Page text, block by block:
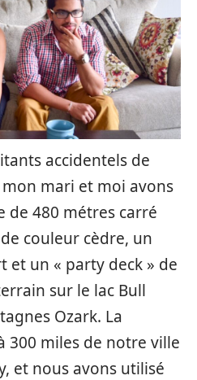
accidentels de
mari et moi avons
de 480 métres carré
couleur cèdre, un
et un « party deck » de
sur le lac Bull
Ozark. La
300 miles de notre ville
et nous avons utilisé